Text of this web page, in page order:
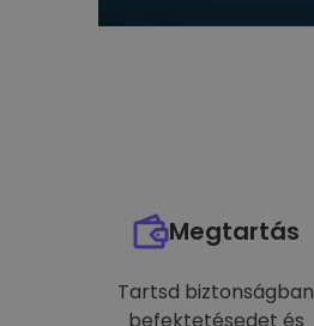
Megtartás
Tartsd biztonságban